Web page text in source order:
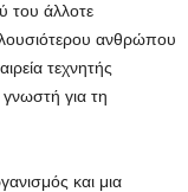
του άλλοτε
ανθρώπου
τεχνητής
για τη
και μια